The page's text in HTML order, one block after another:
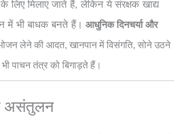
लिए मिलाए जाते हैं, लेकिन ये संरक्षक खाद्य
में भी बाधक बनते हैं। आधुनिक दिनचर्या और
लेने की आदत, खानपान में विसंगति, सोने उठने
भी पाचन तंत्र को बिगाड़ते हैं।
असंतुलन